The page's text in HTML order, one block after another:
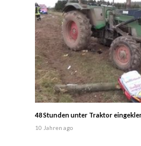
48 Stunden unter Traktor
10 Jahren ago